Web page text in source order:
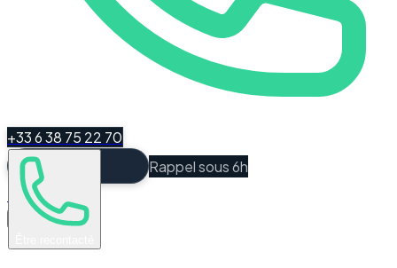
+33 6 38 75 22 70
Rappel sous 6h
Espace Client